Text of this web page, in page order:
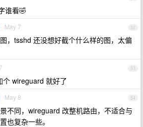
谁看🤣
52
May 7
，tsshd 还没想好截个什么样的图，太偏
53
个 wireguard 就好了
54
May 8
不同，wireguard 改整机路由，不适合与
也复杂一些。